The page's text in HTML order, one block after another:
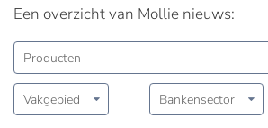
Een overzicht van Mollie nieuws:
Producten
Vakgebied Bankensector